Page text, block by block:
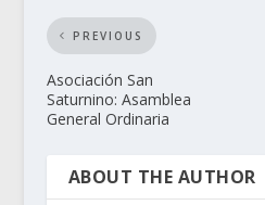
PREVIOUS
Asociación San
Saturnino: Asamblea
General Ordinaria
ABOUT THE AUTHOR